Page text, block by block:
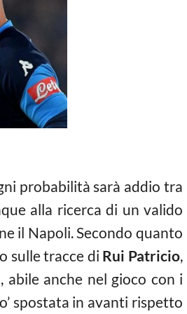
probabilità sarà addio tra
alla ricerca di un valido
il Napoli. Secondo quanto
sulle tracce di Rui Patricio,
anche nel gioco con i
spostata in avanti rispetto